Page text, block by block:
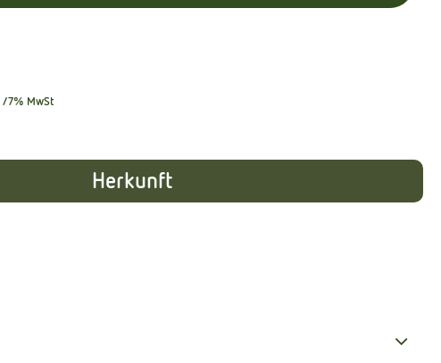
7% MwSt
Herkunft